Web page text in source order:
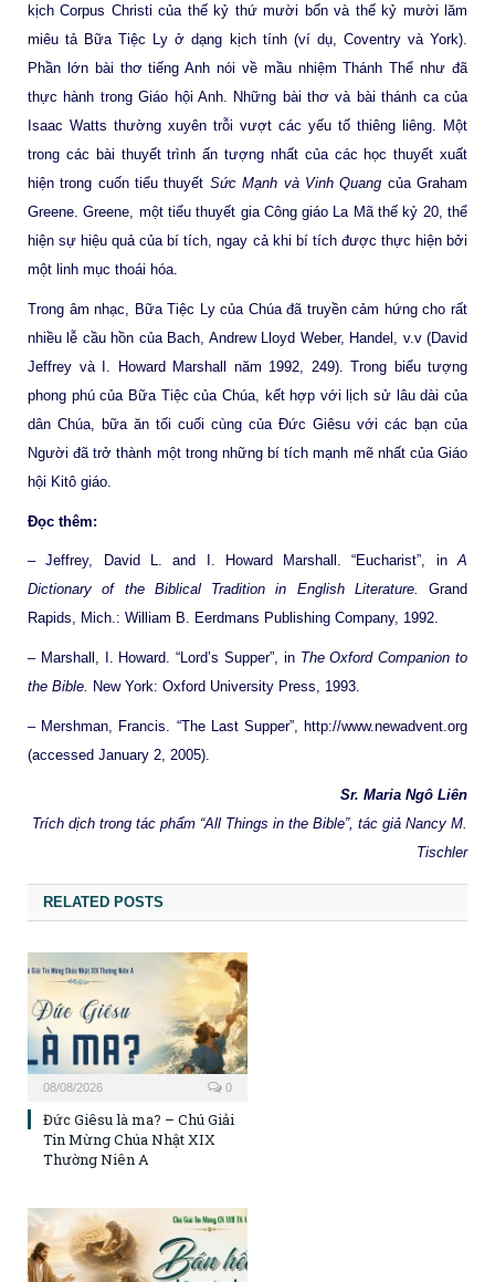
kịch Corpus Christi của thế kỷ thứ mười bốn và thế kỷ mười lăm
miêu tả Bữa Tiệc Ly ở dạng kịch tính (ví dụ, Coventry và York).
Phần lớn bài thơ tiếng Anh nói về mầu nhiệm Thánh Thể như đã
thực hành trong Giáo hội Anh. Những bài thơ và bài ​​thánh ca của
Isaac Watts thường xuyên trỗi vượt các yếu tố thiêng liêng. Một
trong các bài thuyết trình ấn tượng nhất của các học thuyết xuất
hiện trong cuốn tiểu thuyết Sức Mạnh và Vinh Quang của Graham
Greene. Greene, một tiểu thuyết gia Công giáo La Mã thế kỷ 20, thể
hiện sự hiệu quả của bí tích, ngay cả khi bí tích được thực hiện bởi
một linh mục thoái hóa.
Trong âm nhạc, Bữa Tiệc Ly của Chúa đã truyền cảm hứng cho rất
nhiều lễ cầu hồn của Bach, Andrew Lloyd Weber, Handel, v.v (David
Jeffrey và I. Howard Marshall năm 1992, 249). Trong biểu tượng
phong phú của Bữa Tiệc của Chúa, kết hợp với lịch sử lâu dài của
dân Chúa, bữa ăn tối cuối cùng của Đức Giêsu với các bạn của
Người đã trở thành một trong những bí tích mạnh mẽ nhất của Giáo
hội Kitô giáo.
Đọc thêm:
– Jeffrey, David L. and I. Howard Marshall. “Eucharist”, inA
Dictionary of the Biblical Tradition in English Literature. Grand
Rapids, Mich.: William B. Eerdmans Publishing Company, 1992.
– Marshall, I. Howard. “Lord’s Supper”, in The Oxford Companion to
the Bible. New York: Oxford University Press, 1993.
– Mershman, Francis. “The Last Supper”, http://www.newadvent.org
(accessed January 2, 2005).
Sr. Maria Ngô Liên
Trích dịch trong tác phẩm “All Things in the Bible”, tác giả Nancy M.
Tischler
RELATED POSTS
08/08/2026 0
Đức Giêsu là ma? – Chú Giải
Tin Mừng Chúa Nhật XIX
Thường Niên A